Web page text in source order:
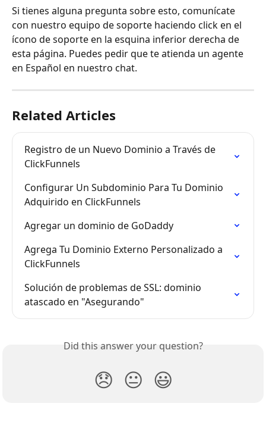
Si tienes alguna pregunta sobre esto, comunícate
con nuestro equipo de soporte haciendo click en el
ícono de soporte en la esquina inferior derecha de
esta página. Puedes pedir que te atienda un agente
en Español en nuestro chat.
Related Articles
Registro de un Nuevo Dominio a Través de
ClickFunnels
Configurar Un Subdominio Para Tu Dominio
Adquirido en ClickFunnels
Agregar un dominio de GoDaddy
Agrega Tu Dominio Externo Personalizado a
ClickFunnels
Solución de problemas de SSL: dominio
atascado en "Asegurando"
Did this answer your question?
😞 😐 😃